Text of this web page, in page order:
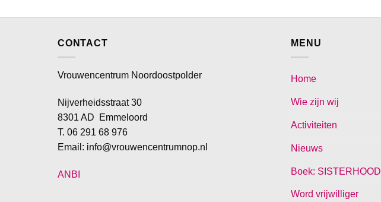
CONTACT
Vrouwencentrum Noordoostpolder
Nijverheidsstraat 30
8301 AD Emmeloord
T. 06 291 68 976
Email: info@vrouwencentrumnop.nl
ANBI
MENU
Home
Wie zijn wij
Activiteiten
Nieuws
Boek: SISTERHOOD
Word vrijwilliger